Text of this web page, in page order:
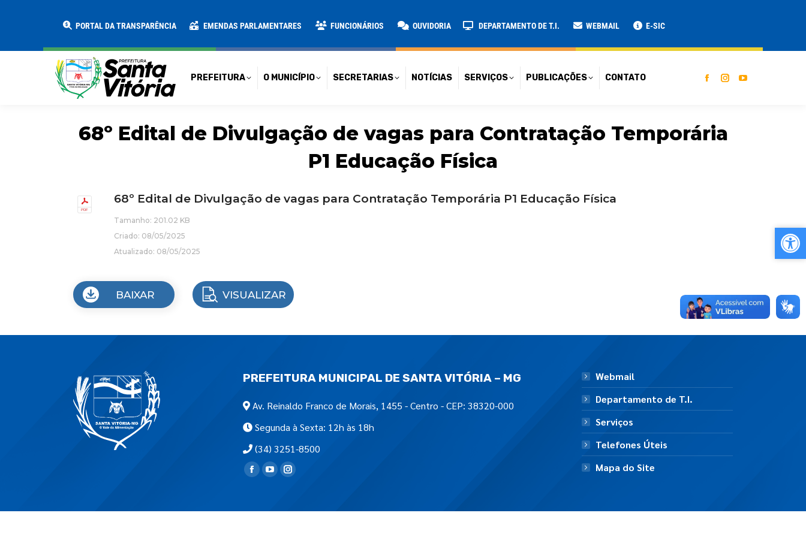
PORTAL DA TRANSPARÊNCIA EMENDAS PARLAMENTARES FUNCIONÁRIOS OUVIDORIA DEPARTAMENTO DE T.I. WEBMAIL E-SIC
PREFEITURA O MUNICÍPIO SECRETARIAS NOTÍCIAS SERVIÇOS PUBLICAÇÕES CONTATO
68º Edital de Divulgação de vagas para Contratação Temporária
P1 Educação Física
68º Edital de Divulgação de vagas para Contratação Temporária P1 Educação Física
Tamanho: 201.02 KB
Criado: 08/05/2025
Atualizado: 08/05/2025
BAIXAR VISUALIZAR
PREFEITURA MUNICIPAL DE SANTA VITÓRIA – MG
Av. Reinaldo Franco de Morais, 1455 - Centro - CEP: 38320-000
Segunda à Sexta: 12h às 18h
(34) 3251-8500
Encontre-nos em:
Webmail
Departamento de T.I.
Serviços
Telefones Úteis
Mapa do Site